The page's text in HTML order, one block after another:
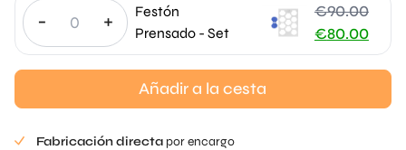
- +
Festón
Prensado - Set
€90.00
El
precio
€80.00
El
Añadir a la cesta
Fabricación directa por encargo